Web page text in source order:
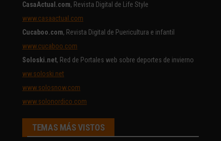
CasaActual.com, Revista Digital de Life Style
www.casaactual.com
Cucaboo.com, Revista Digital de Puericultura e infantil
www.cucaboo.com
Soloski.net, Red de Portales web sobre deportes de invierno
ww.soloski.net
www.solosnow.com
www.solonordico.com
TEMAS MÁS VISTOS